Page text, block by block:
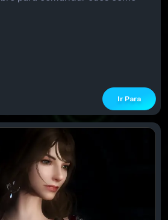
Ir Para